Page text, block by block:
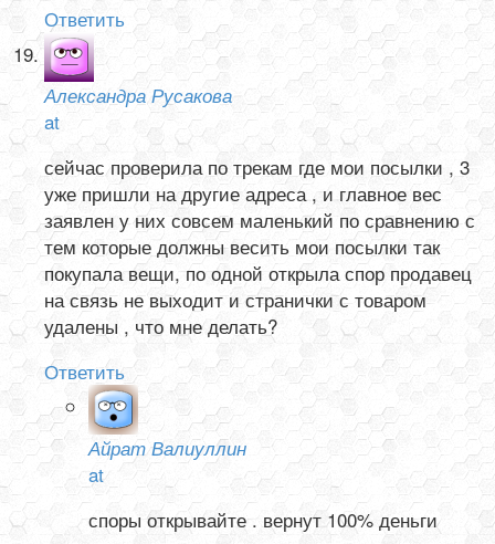
Ответить
Александра Русакова
at
сейчас проверила по трекам где мои посылки , 3
уже пришли на другие адреса , и главное вес
заявлен у них совсем маленький по сравнению с
тем которые должны весить мои посылки так
покупала вещи, по одной открыла спор продавец
на связь не выходит и странички с товаром
удалены , что мне делать?
Ответить
Айрат Валиуллин
at
споры открывайте . вернут 100% деньги